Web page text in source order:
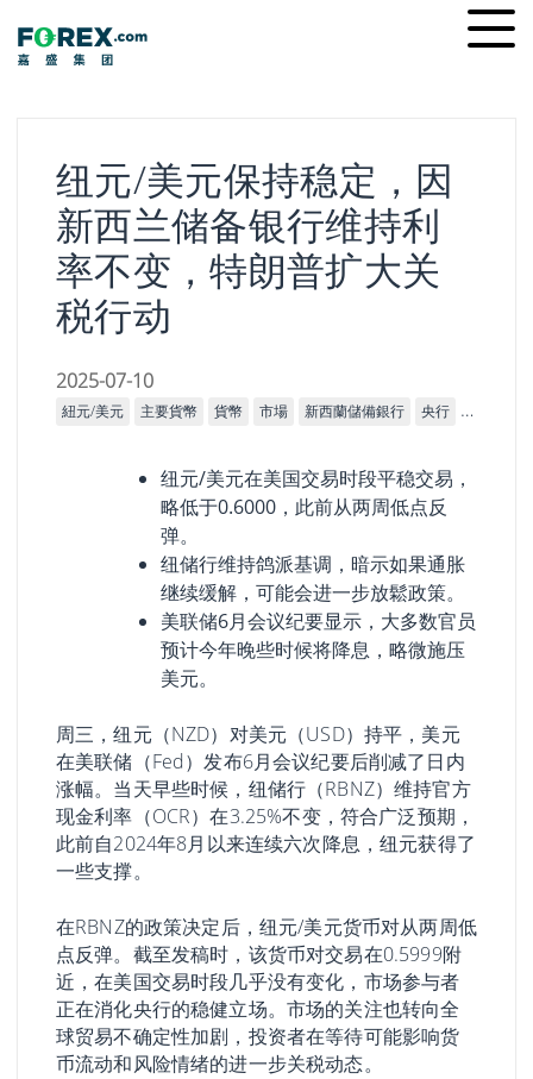
content
纽元/美元保持稳定，因
新西兰储备银行维持利
率不变，特朗普扩大关
税行动
2025-07-10
紐元/美元 主要貨幣 貨幣 市場 新西蘭儲備銀行 央行 宏觀經濟
纽元/美元在美国交易时段平稳交易，
略低于0.6000，此前从两周低点反
弹。
纽储行维持鸽派基调，暗示如果通胀
继续缓解，可能会进一步放鬆政策。
美联储6月会议纪要显示，大多数官员
预计今年晚些时候将降息，略微施压
美元。
周三，纽元（NZD）对美元（USD）持平，美元
在美联储（Fed）发布6月会议纪要后削减了日内
涨幅。当天早些时候，纽储行（RBNZ）维持官方
现金利率（OCR）在3.25%不变，符合广泛预期，
此前自2024年8月以来连续六次降息，纽元获得了
一些支撑。
在RBNZ的政策决定后，纽元/美元货币对从两周低
点反弹。截至发稿时，该货币对交易在0.5999附
近，在美国交易时段几乎没有变化，市场参与者
正在消化央行的稳健立场。市场的关注也转向全
球贸易不确定性加剧，投资者在等待可能影响货
币流动和风险情绪的进一步关税动态。